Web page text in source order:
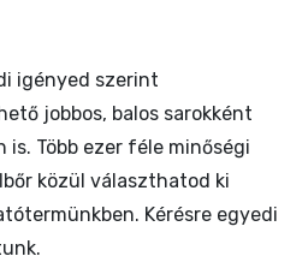
igényed szerint
jobbos, balos sarokként
is. Több ezer féle minőségi
közül választhatod ki
Kérésre egyedi